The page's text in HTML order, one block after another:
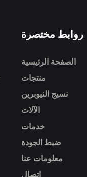
روابط مختصرة
الصفحة الرئيسية
منتجات
نسيج النيوبرين
الآلات
خدمات
ضبط الجودة
معلومات عنا
اتصال